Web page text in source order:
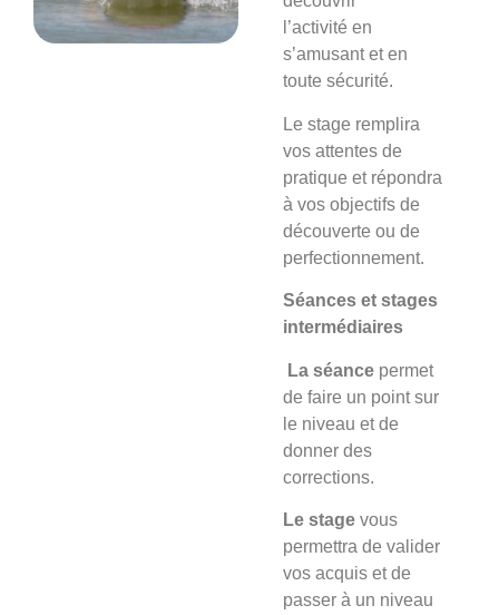
l’activité en
s’amusant et en
toute sécurité.
Le stage remplira
vos attentes de
pratique et répondra
à vos objectifs de
découverte ou de
perfectionnement.
Séances et stages
intermédiaires
La séance permet
de faire un point sur
le niveau et de
donner des
corrections.
Le stage vous
permettra de valider
vos acquis et de
passer à un niveau